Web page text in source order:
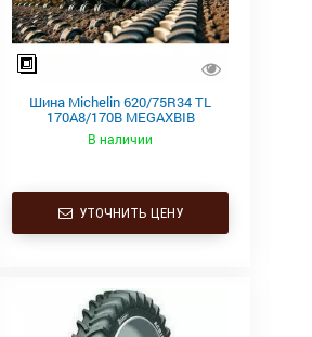
Шина Michelin 620/75R34 TL
170A8/170B MEGAXBIB
В наличии
УТОЧНИТЬ ЦЕНУ